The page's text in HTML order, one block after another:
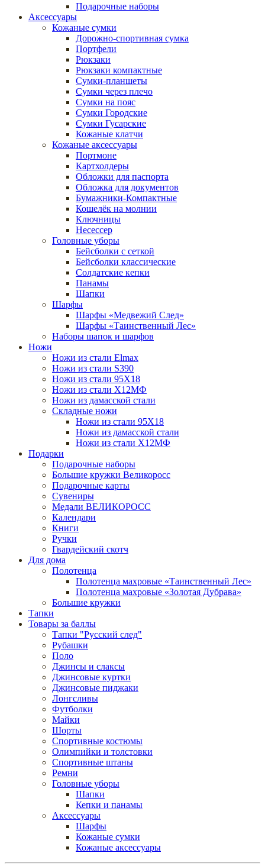
Подарочные наборы
Аксессуары
Кожаные сумки
Дорожно-спортивная сумка
Портфели
Рюкзаки
Рюкзаки компактные
Сумки-планшеты
Сумки через плечо
Сумки на пояс
Сумки Городские
Сумки Гусарские
Кожаные клатчи
Кожаные аксессуары
Портмоне
Картхолдеры
Обложки для паспорта
Обложка для документов
Бумажники-Компактные
Кошелёк на молнии
Ключницы
Несессер
Головные уборы
Бейсболки с сеткой
Бейсболки классические
Солдатские кепки
Панамы
Шапки
Шарфы
Шарфы «Медвежий След»
Шарфы «Таинственный Лес»
Наборы шапок и шарфов
Ножи
Ножи из стали Elmax
Ножи из стали S390
Ножи из стали 95X18
Ножи из стали Х12МФ
Ножи из дамасской стали
Складные ножи
Ножи из стали 95X18
Ножи из дамасской стали
Ножи из стали Х12МФ
Подарки
Подарочные наборы
Большие кружки Великоросс
Подарочные карты
Сувениры
Медали ВЕЛИКОРОСС
Календари
Книги
Ручки
Гвардейский скотч
Для дома
Полотенца
Полотенца махровые «Таинственный Лес»
Полотенца махровые «Золотая Дубрава»
Большие кружки
Тапки
Товары за баллы
Тапки "Русский след"
Рубашки
Поло
Джинсы и слаксы
Джинсовые куртки
Джинсовые пиджаки
Лонгсливы
Футболки
Майки
Шорты
Спортивные костюмы
Олимпийки и толстовки
Спортивные штаны
Ремни
Головные уборы
Шапки
Кепки и панамы
Аксессуары
Шарфы
Кожаные сумки
Кожаные аксессуары